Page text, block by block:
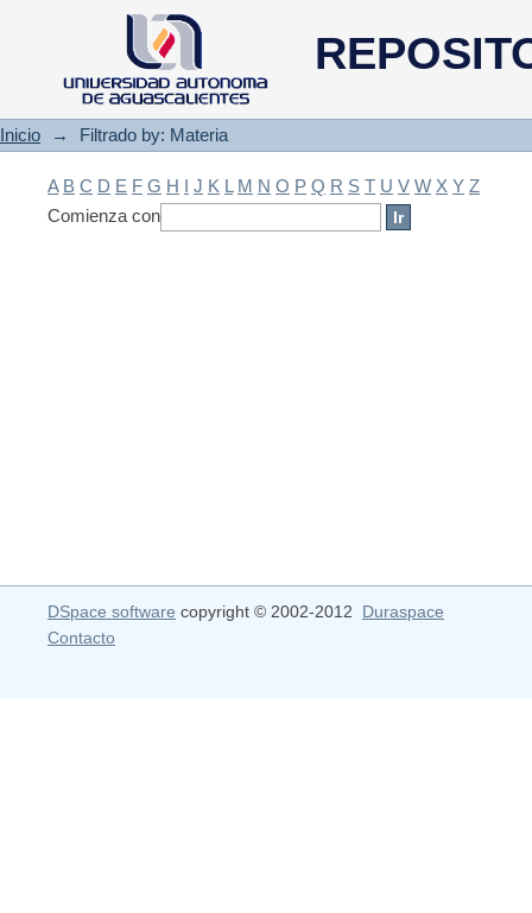
Filtrado by: Materia
Inicio → Filtrado by: Materia
A B C D E F G H I J K L M N O P Q R S T U V W X Y Z
Comienza con
DSpace software copyright © 2002-2012 Duraspace
Contacto